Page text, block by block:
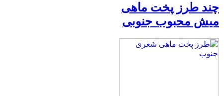
چند طرز پخت ماهی
میش محبوب جنوبی